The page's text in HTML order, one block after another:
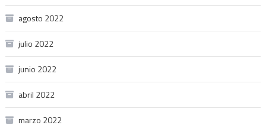
agosto 2022
julio 2022
junio 2022
abril 2022
marzo 2022